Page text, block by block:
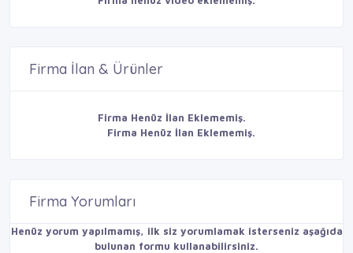
Firma İlan & Ürünler
Firma Henüz İlan Eklememiş.
Firma Henüz İlan Eklememiş.
Firma Yorumları
Henüz yorum yapılmamış, ilk siz yorumlamak isterseniz aşağıda
bulunan formu kullanabilirsiniz.